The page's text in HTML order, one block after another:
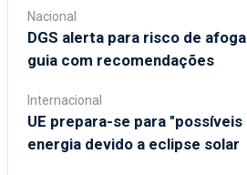
Nacional
DGS alerta para risco de
guia com recomendações
Internacional
UE prepara-se para
energia devido a eclipse solar